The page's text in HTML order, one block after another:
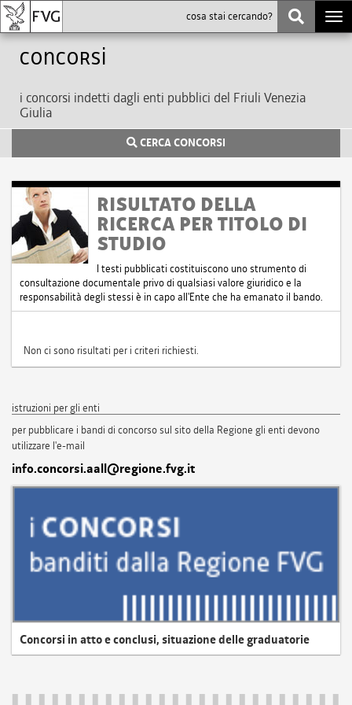
Concorsi
i concorsi indetti dagli enti pubblici del Friuli Venezia
Giulia
CERCA CONCORSI
RISULTATO DELLA
RICERCA PER TITOLO DI
STUDIO
I testi pubblicati costituiscono uno strumento di
consultazione documentale privo di qualsiasi valore giuridico e la
responsabilità degli stessi è in capo all'Ente che ha emanato il bando.
Non ci sono risultati per i criteri richiesti.
istruzioni per gli enti
per pubblicare i bandi di concorso sul sito della Regione gli enti devono
utilizzare l'e-mail
info.concorsi.aall@regione.fvg.it
Concorsi in atto e conclusi, situazione delle graduatorie